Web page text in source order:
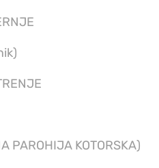
PAROHIJA KOTORSKA)